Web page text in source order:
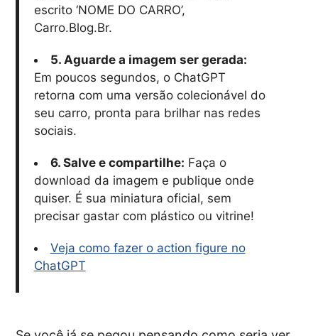
escrito ‘NOME DO CARRO’,
Carro.Blog.Br.
5. Aguarde a imagem ser gerada:
Em poucos segundos, o ChatGPT
retorna com uma versão colecionável do
seu carro, pronta para brilhar nas redes
sociais.
6. Salve e compartilhe: Faça o
download da imagem e publique onde
quiser. É sua miniatura oficial, sem
precisar gastar com plástico ou vitrine!
Veja como fazer o action figure no
ChatGPT